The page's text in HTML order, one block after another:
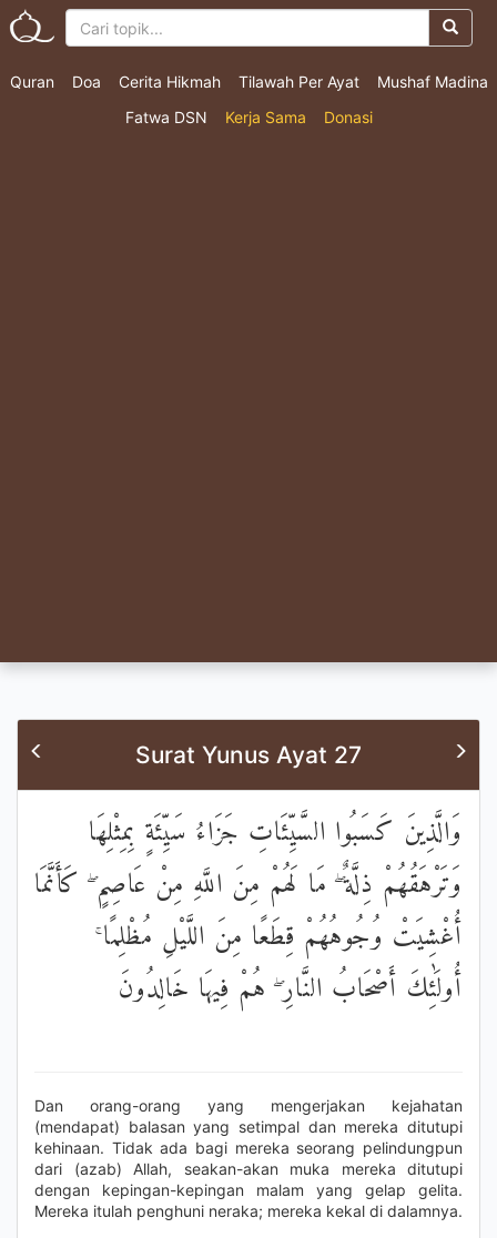
Quran Doa Cerita Hikmah Tilawah Per Ayat
Mushaf Madina
Fatwa DSN
Kerja Sama Donasi
Surat Yunus Ayat 27
وَالَّذِينَ كَسَبُوا السَّيِّئَاتِ جَزَاءُ سَيِّئَةٍ بِمِثْلِهَا
وَتَرْهَقُهُمْ ذِلَّةٌ ۖ مَا لَهُمْ مِنَ اللَّهِ مِنْ عَاصِمٍ ۖ كَأَنَّمَا
أُغْشِيَتْ وُجُوهُهُمْ قِطَعًا مِنَ اللَّيْلِ مُظْلِمًا ۚ
أُولَٰئِكَ أَصْحَابُ النَّارِ ۖ هُمْ فِيهَا خَالِدُونَ
Dan orang-orang yang mengerjakan kejahatan
(mendapat) balasan yang setimpal dan mereka ditutupi
kehinaan. Tidak ada bagi mereka seorang pelindungpun
dari (azab) Allah, seakan-akan muka mereka ditutupi
dengan kepingan-kepingan malam yang gelap gelita.
Mereka itulah penghuni neraka; mereka kekal di dalamnya.